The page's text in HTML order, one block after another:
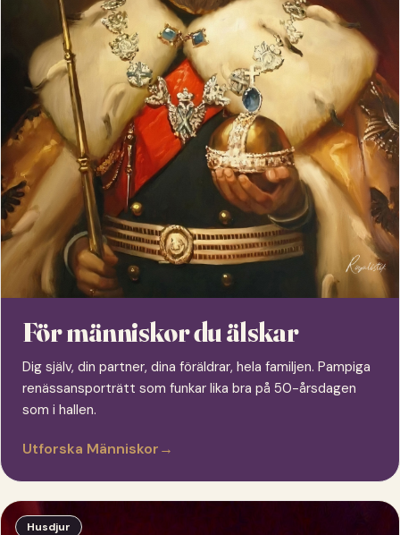
För människor du älskar
Dig själv, din partner, dina föräldrar, hela familjen. Pampiga
renässansporträtt som funkar lika bra på 50-årsdagen
som i hallen.
Utforska Människor→
Husdjur